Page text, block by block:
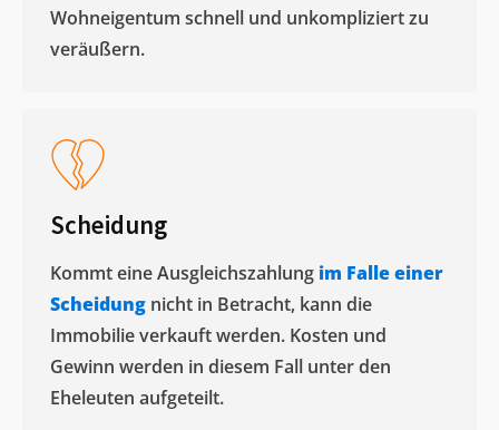
Wohneigentum schnell und unkompliziert zu
veräußern. ​
Scheidung
Kommt eine Ausgleichszahlung im Falle einer
Scheidung nicht in Betracht, kann die
Immobilie verkauft werden. Kosten und
Gewinn werden in diesem Fall unter den
Eheleuten aufgeteilt.​